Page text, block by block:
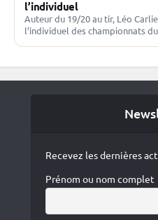
l’individuel
Auteur du 19/20 au tir, Léo
l’individuel des championnats
Recevez les dernières
Prénom ou nom complet